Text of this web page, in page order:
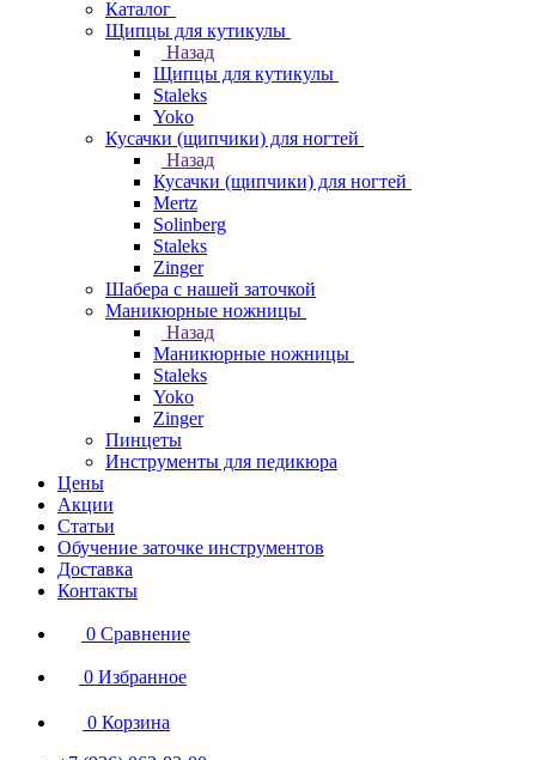
Каталог
Щипцы для кутикулы
Назад
Щипцы для кутикулы
Staleks
Yoko
Кусачки (щипчики) для ногтей
Назад
Кусачки (щипчики) для ногтей
Mertz
Solinberg
Staleks
Zinger
Шабера с нашей заточкой
Маникюрные ножницы
Назад
Маникюрные ножницы
Staleks
Yoko
Zinger
Пинцеты
Инструменты для педикюра
Цены
Акции
Статьи
Обучение заточке инструментов
Доставка
Контакты
0 Сравнение
0 Избранное
0 Корзина